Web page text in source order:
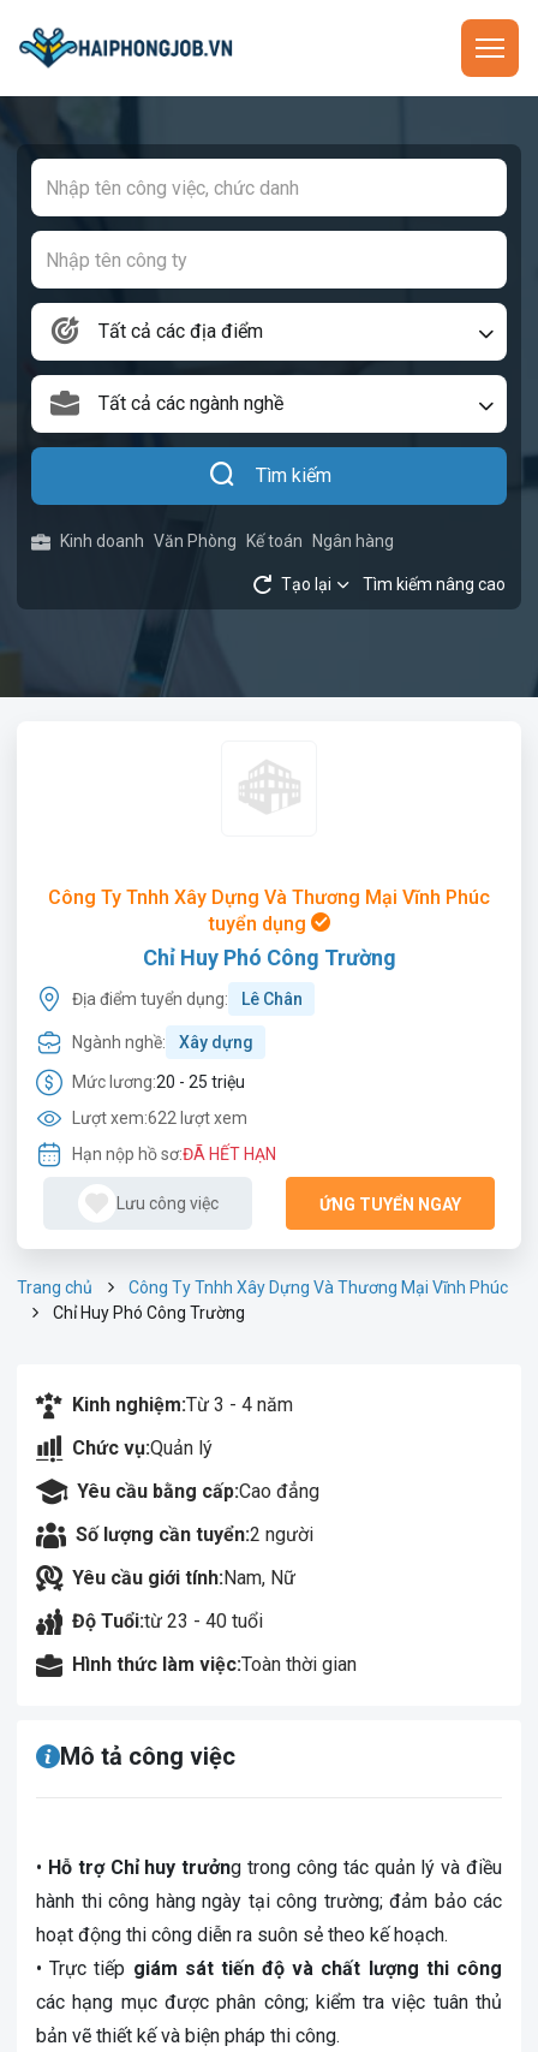
Tất cả các địa điểm
Tất cả các ngành nghề
Tìm kiếm
Kinh doanh Văn Phòng Kế toán Ngân hàng
Tạo lại Tìm kiếm nâng cao
Công Ty Tnhh Xây Dựng Và Thương Mại Vĩnh Phúc
tuyển dụng
Chỉ Huy Phó Công Trường
Địa điểm tuyển dụng: Lê Chân
Ngành nghề: Xây dựng
Mức lương:20 - 25 triệu
Lượt xem:622 lượt xem
Hạn nộp hồ sơ:ĐÃ HẾT HẠN
Lưu công việc ỨNG TUYỂN NGAY
Trang chủ
Công Ty Tnhh Xây Dựng Và Thương Mại Vĩnh Phúc
Chỉ Huy Phó Công Trường
Kinh nghiệm:Từ 3 - 4 năm
Chức vụ:Quản lý
Yêu cầu bằng cấp:Cao đẳng
Số lượng cần tuyển:2 người
Yêu cầu giới tính:Nam, Nữ
Độ Tuổi:từ 23 - 40 tuổi
Hình thức làm việc:Toàn thời gian
Mô tả công việc
• Hỗ trợ Chỉ huy trưởng trong công tác quản lý và điều
hành thi công hàng ngày tại công trường; đảm bảo các
hoạt động thi công diễn ra suôn sẻ theo kế hoạch.
• Trực tiếp giám sát tiến độ và chất lượng thi công
các hạng mục được phân công; kiểm tra việc tuân thủ
bản vẽ thiết kế và biện pháp thi công.